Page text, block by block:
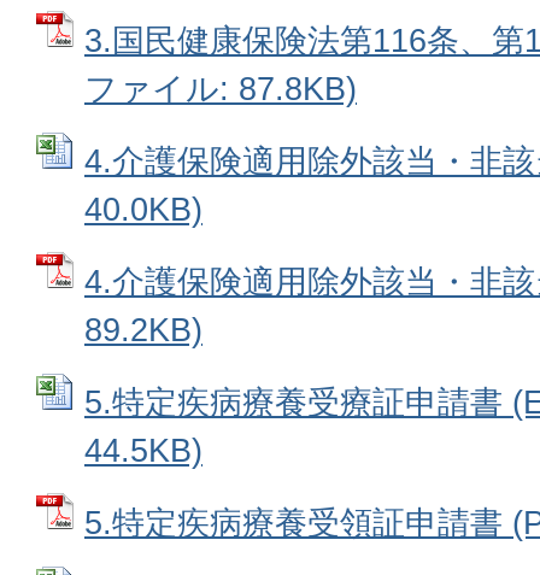
3.国民健康保険法第116条、
ファイル: 87.8KB)
4.介護保険適用除外該当・非
40.0KB)
4.介護保険適用除外該当・非
89.2KB)
5.特定疾病療養受療証申請書
44.5KB)
5.特定疾病療養受領証申請書